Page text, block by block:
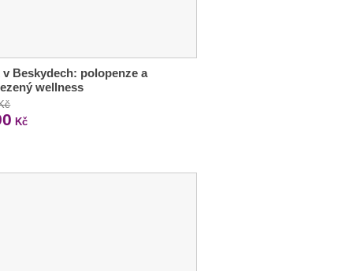
v Beskydech: polopenze a
wellness
Kč